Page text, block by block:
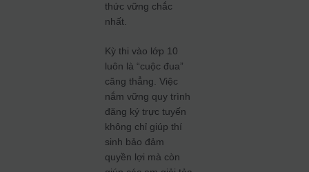
thức vững chắc
nhất.
Kỳ thi vào lớp 10
luôn là “cuộc đua”
căng thẳng. Việc
nắm vững quy trình
đăng ký trực tuyến
không chỉ giúp thí
sinh bảo đảm
quyền lợi mà còn